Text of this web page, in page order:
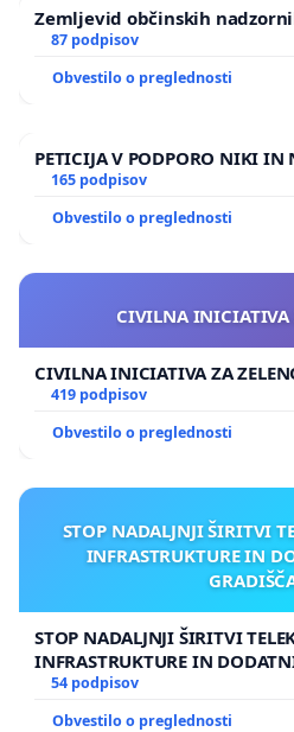
Zemljevid občinskih
87 podpisov
Obvestilo o preglednosti
PETICIJA V PODPORO NIKI IN
165 podpisov
Obvestilo o preglednosti
CIVILNA INICIATIVA
CIVILNA INICIATIVA ZA
419 podpisov
Obvestilo o preglednosti
STOP NADALJNJI ŠIRITVI
INFRASTRUKTURE IN
STOP NADALJNJI ŠIRITVI
INFRASTRUKTURE IN
GRADIŠČAKU
54 podpisov
Obvestilo o preglednosti